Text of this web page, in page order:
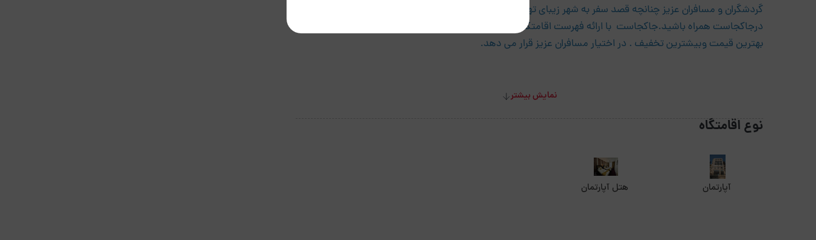
گردشگران و مسافران عزیز چنانچه قصد سفر به شهر زیبای تهران و اقامت در آپارتمان صادقیه یاس را دارید با ما
درجاکجاست همراه باشید.جاکجاست با ارائه فهرست اقامتگاه های بوم گردی .پرطرفدارترین بوم گردی ها را با تضمین
بهترین قیمت وبیشترین تخفیف . در اختیار مسافران عزیز قرار می دهد.
نمایش بیشتر
نوع اقامتگاه
آپارتمان هتل آپارتمان